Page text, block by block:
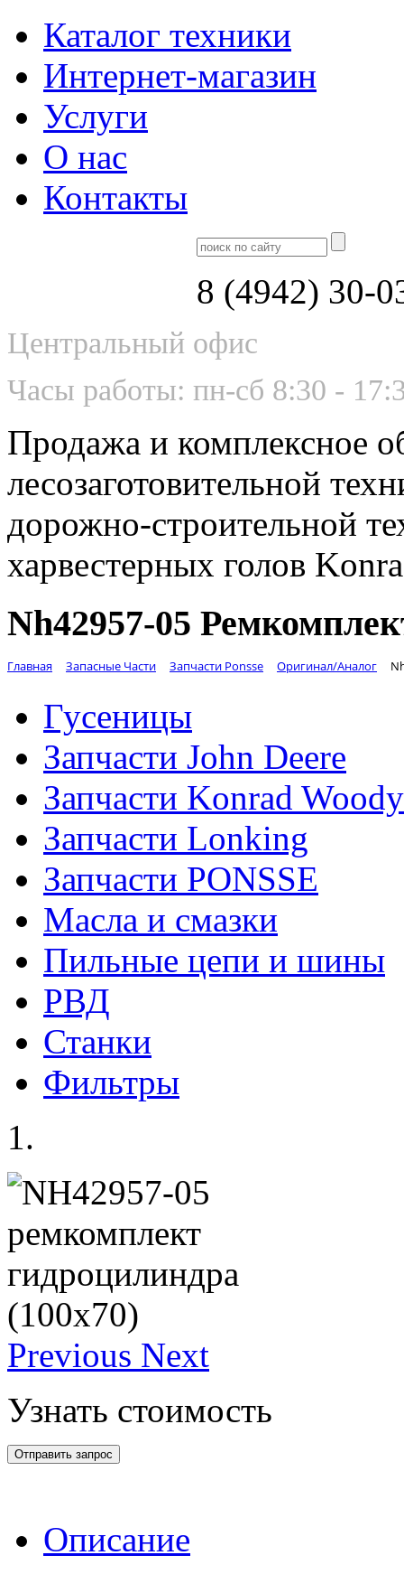
Каталог техники
Интернет-магазин
Услуги
О нас
Контакты
8 (4942) 30-
Центральный офис
Часы работы: пн-сб 8:30 -
Продажа и комплексное
лесозаготовительной
дорожно-строительной
харвестерных голов
Nh42957-05
Главная Запасные Части Запчасти Ponsse Оригинал/Аналог
Гусеницы
Запчасти John Deere
Запчасти Konrad Woody
Запчасти Lonking
Запчасти PONSSE
Масла и смазки
Пильные цепи и шины
РВД
Станки
Фильтры
Previous Next
Узнать стоимость
Отправить запрос
Описание